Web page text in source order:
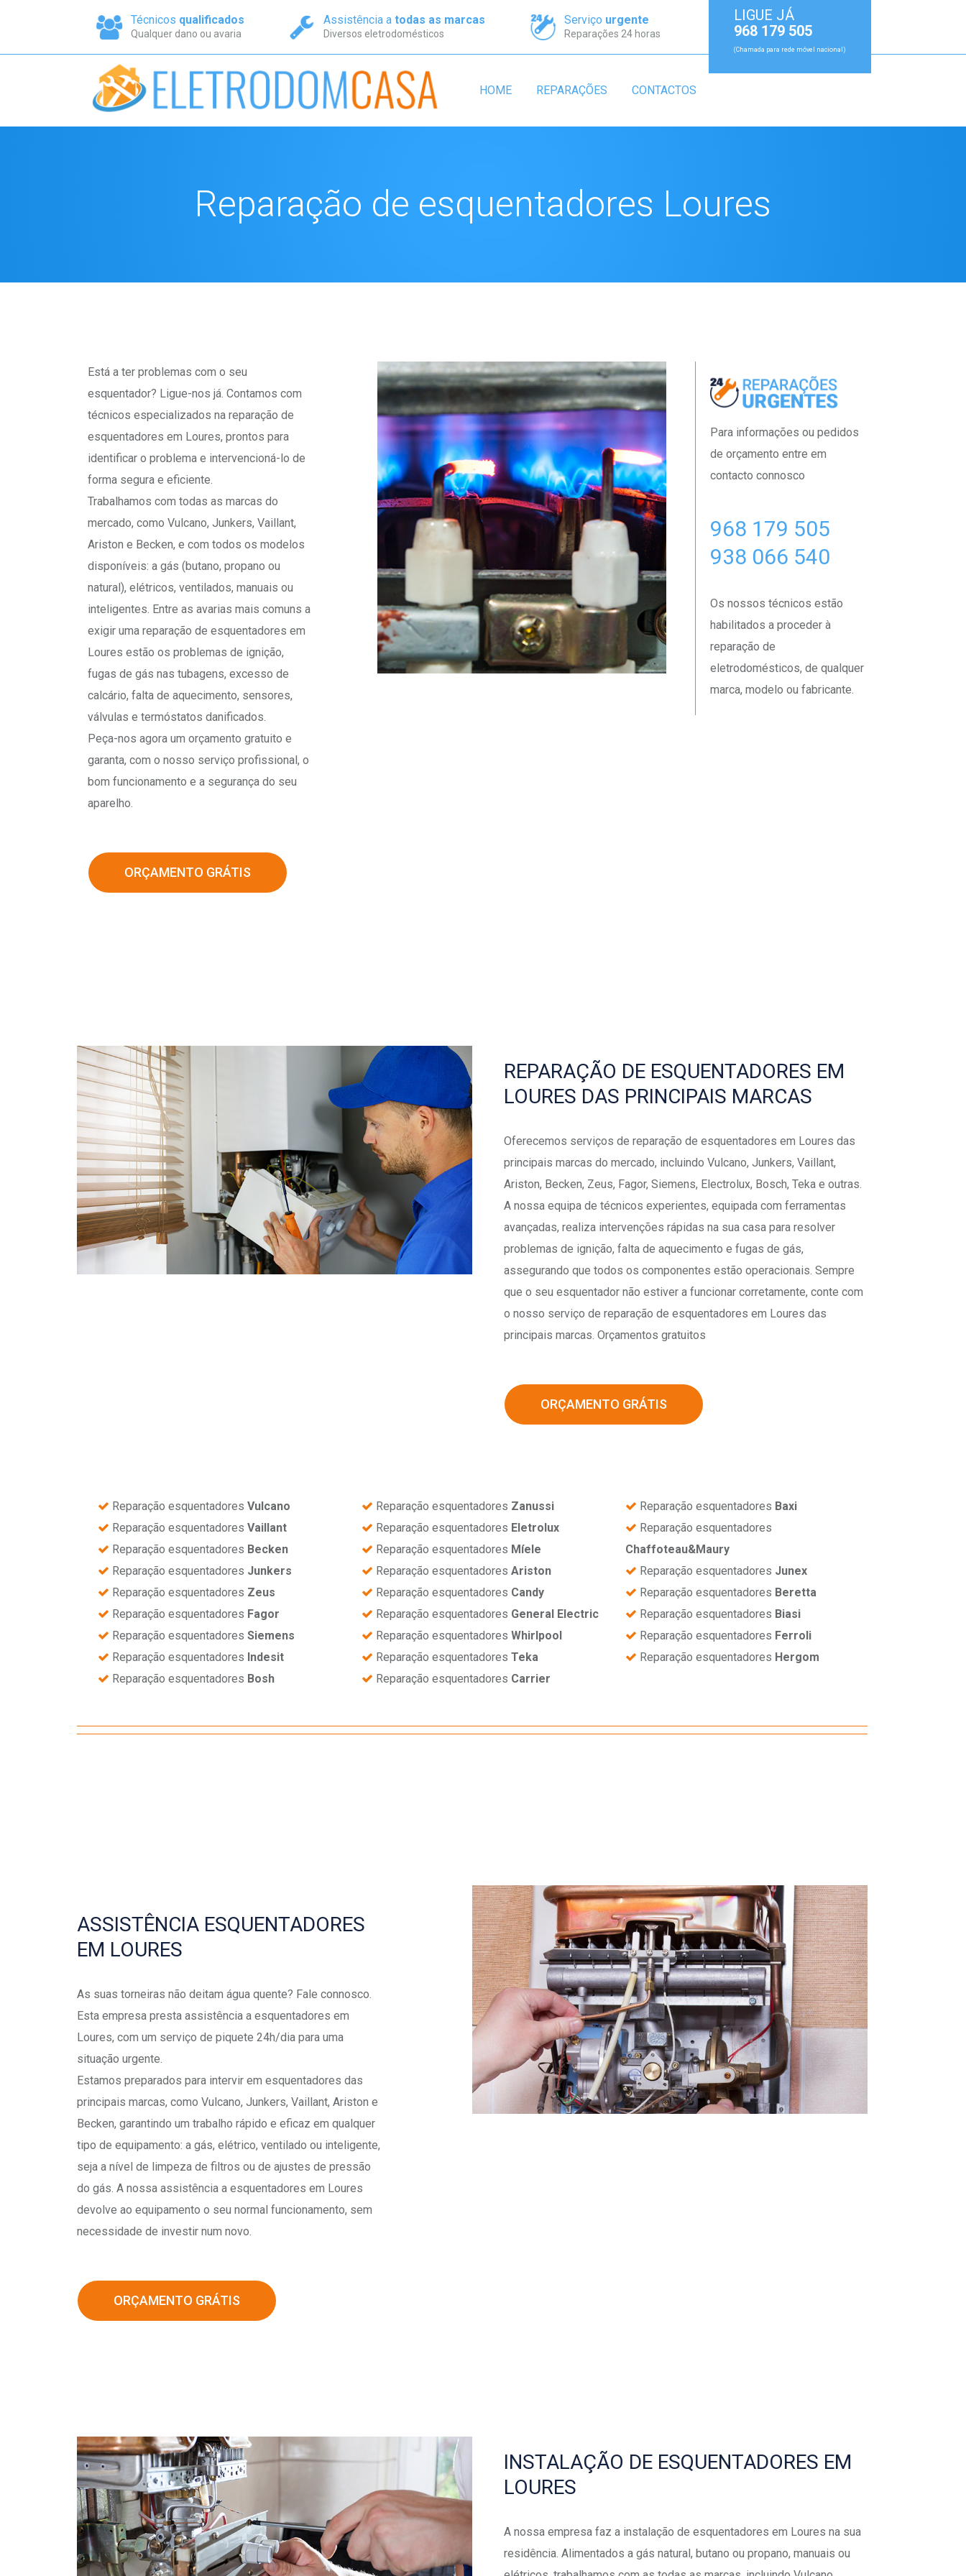
Técnicos qualificados
Qualquer dano ou avaria
Assistência a todas as marcas
Diversos eletrodomésticos
Serviço urgente
Reparações 24 horas
LIGUE JÁ
968 179 505
(Chamada para rede móvel nacional)
HOME REPARAÇÕES CONTACTOS
Reparação de esquentadores Loures
Está a ter problemas com o seu
esquentador? Ligue-nos já. Contamos com
técnicos especializados na reparação de
esquentadores em Loures, prontos para
identificar o problema e intervencioná-lo de
forma segura e eficiente.
Trabalhamos com todas as marcas do
mercado, como Vulcano, Junkers, Vaillant,
Ariston e Becken, e com todos os modelos
disponíveis: a gás (butano, propano ou
natural), elétricos, ventilados, manuais ou
inteligentes. Entre as avarias mais comuns a
exigir uma reparação de esquentadores em
Loures estão os problemas de ignição,
fugas de gás nas tubagens, excesso de
calcário, falta de aquecimento, sensores,
válvulas e termóstatos danificados.
Peça-nos agora um orçamento gratuito e
garanta, com o nosso serviço profissional, o
bom funcionamento e a segurança do seu
aparelho.
ORÇAMENTO GRÁTIS
REPARAÇÃO DE ESQUENTADORES EM
LOURES DAS PRINCIPAIS MARCAS
Oferecemos serviços de reparação de esquentadores em Loures das
principais marcas do mercado, incluindo Vulcano, Junkers, Vaillant,
Ariston, Becken, Zeus, Fagor, Siemens, Electrolux, Bosch, Teka e outras.
A nossa equipa de técnicos experientes, equipada com ferramentas
avançadas, realiza intervenções rápidas na sua casa para resolver
problemas de ignição, falta de aquecimento e fugas de gás,
assegurando que todos os componentes estão operacionais. Sempre
que o seu esquentador não estiver a funcionar corretamente, conte com
o nosso serviço de reparação de esquentadores em Loures das
principais marcas. Orçamentos gratuitos
ORÇAMENTO GRÁTIS
Reparação esquentadoresVulcano
Reparação esquentadoresVaillant
Reparação esquentadores Becken
Reparação esquentadores Junkers
Reparação esquentadores Zeus
Reparação esquentadores Fagor
Reparação esquentadoresSiemens
Reparação esquentadores Indesit
Reparação esquentadores Bosh
Reparação esquentadores Zanussi
Reparação esquentadores Eletrolux
Reparação esquentadores Míele
Reparação esquentadoresAriston
Reparação esquentadores Candy
Reparação esquentadores General Electric
Reparação esquentadoresWhirlpool
Reparação esquentadoresTeka
Reparação esquentadores Carrier
Reparação esquentadores Baxi
Reparação esquentadores
Chaffoteau&Maury
Reparação esquentadores Junex
Reparação esquentadores Beretta
Reparação esquentadores Biasi
Reparação esquentadores Ferroli
Reparação esquentadores Hergom
ASSISTÊNCIA ESQUENTADORES
EM LOURES
As suas torneiras não deitam água quente? Fale connosco.
Esta empresa presta assistência a esquentadores em
Loures, com um serviço de piquete 24h/dia para uma
situação urgente.
Estamos preparados para intervir em esquentadores das
principais marcas, como Vulcano, Junkers, Vaillant, Ariston e
Becken, garantindo um trabalho rápido e eficaz em qualquer
tipo de equipamento: a gás, elétrico, ventilado ou inteligente,
seja a nível de limpeza de filtros ou de ajustes de pressão
do gás. A nossa assistência a esquentadores em Loures
devolve ao equipamento o seu normal funcionamento, sem
necessidade de investir num novo.
ORÇAMENTO GRÁTIS
INSTALAÇÃO DE ESQUENTADORES EM
LOURES
A nossa empresa faz a instalação de esquentadores em Loures na sua
residência. Alimentados a gás natural, butano ou propano, manuais ou
Para informações ou pedidos
de orçamento entre em
contacto connosco
968 179 505
938 066 540
Os nossos técnicos estão
habilitados a proceder à
reparação de
eletrodomésticos, de qualquer
marca, modelo ou fabricante.